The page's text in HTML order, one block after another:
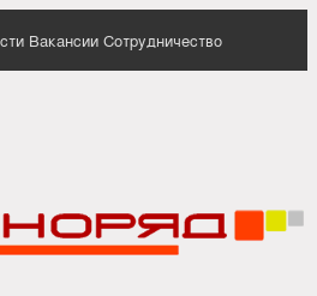
Вакансии Сотрудничество